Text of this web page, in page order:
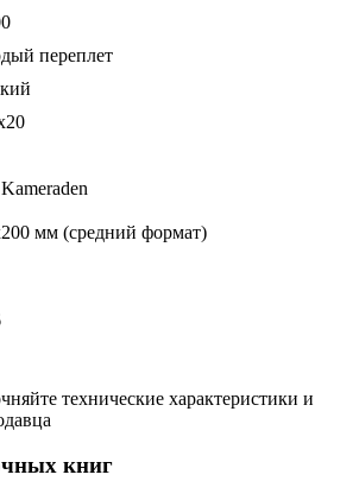
переплет
мм (средний формат)
технические характеристики и
книг